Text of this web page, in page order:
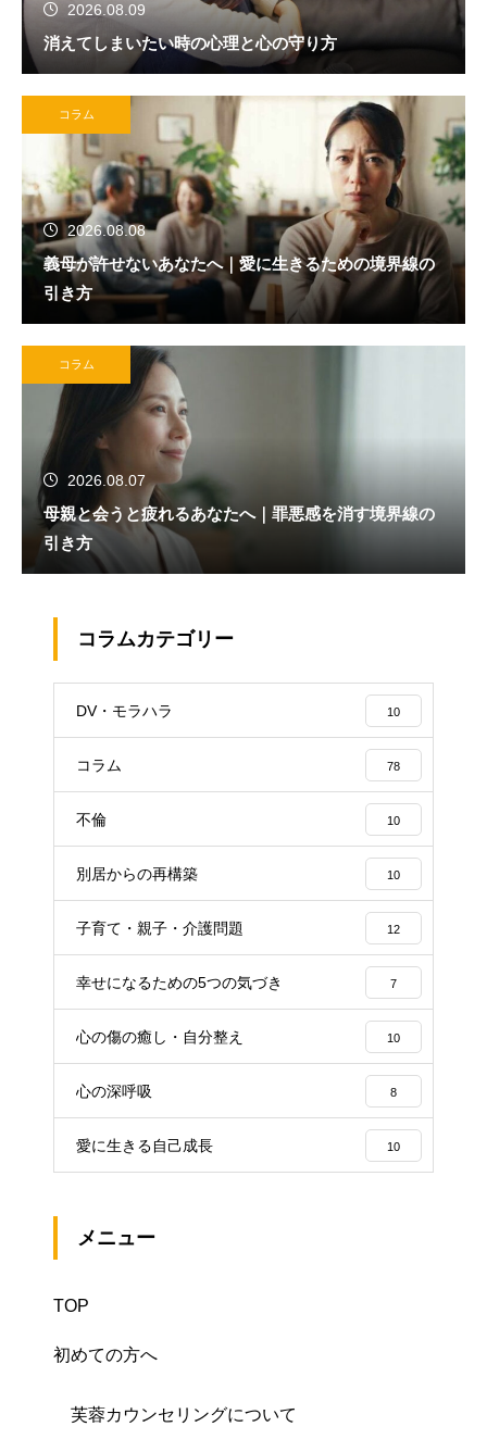
2026.08.09
消えてしまいたい時の心理と心の守り方
コラム
2026.08.08
義母が許せないあなたへ｜愛に生きるための境界線の
引き方
コラム
2026.08.07
母親と会うと疲れるあなたへ｜罪悪感を消す境界線の
引き方
コラムカテゴリー
DV・モラハラ 10
コラム 78
不倫 10
別居からの再構築 10
子育て・親子・介護問題 12
幸せになるための5つの気づき 7
心の傷の癒し・自分整え 10
心の深呼吸 8
愛に生きる自己成長 10
メニュー
TOP
初めての方へ
芙蓉カウンセリングについて